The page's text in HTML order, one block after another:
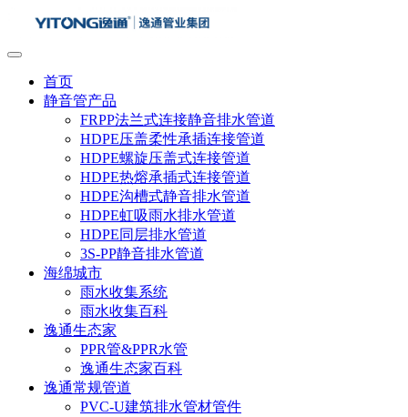
首页
静音管产品
FRPP法兰式连接静音排水管道
HDPE压盖柔性承插连接管道
HDPE螺旋压盖式连接管道
HDPE热熔承插式连接管道
HDPE沟槽式静音排水管道
HDPE虹吸雨水排水管道
HDPE同层排水管道
3S-PP静音排水管道
海绵城市
雨水收集系统
雨水收集百科
逸通生态家
PPR管&PPR水管
逸通生态家百科
逸通常规管道
PVC-U建筑排水管材管件